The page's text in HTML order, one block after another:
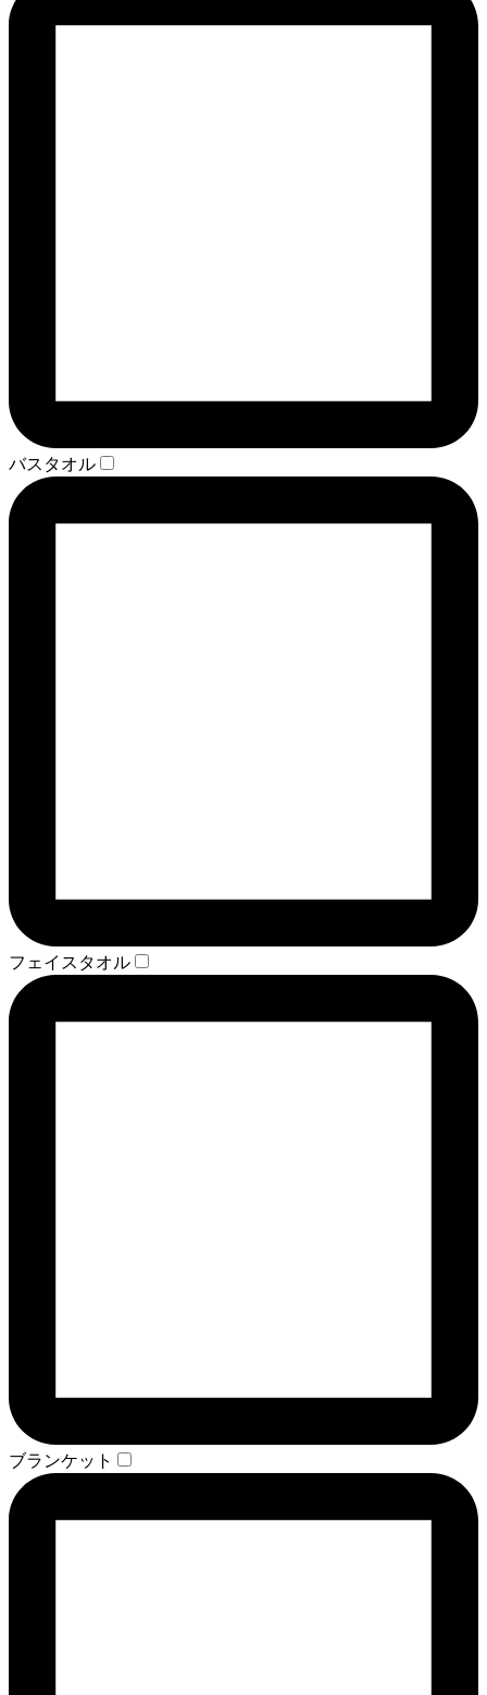
バスタオル
フェイスタオル
ブランケット